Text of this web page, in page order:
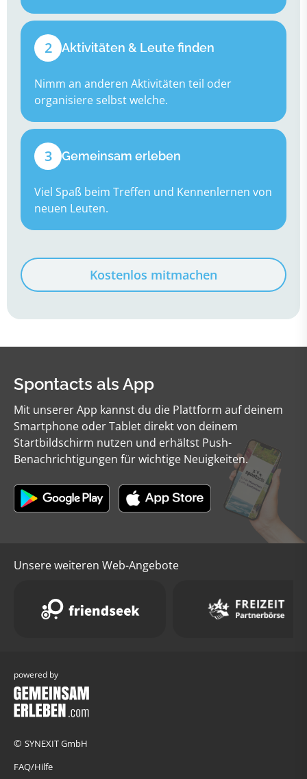
2 Aktivitäten & Leute finden
Nimm an anderen Aktivitäten teil oder
organisiere selbst welche.
3 Gemeinsam erleben
Viel Spaß beim Treffen und Kennenlernen von
neuen Leuten.
Kostenlos mitmachen
Spontacts als App
Mit unserer App kannst du die Plattform auf deinem
Smartphone oder Tablet direkt von deinem
Startbildschirm nutzen und erhältst Push-
Benachrichtigungen für wichtige Neuigkeiten.
Unsere weiteren Web-Angebote
powered by
© SYNEXIT GmbH
FAQ/Hilfe